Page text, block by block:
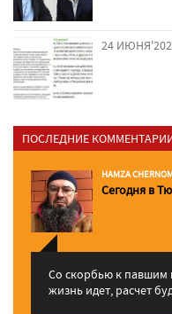
24
ПОСЛЕДНИЕ
HAMZA
Сегодня в
Со скорбью к павшим
жизнь идет, расчет